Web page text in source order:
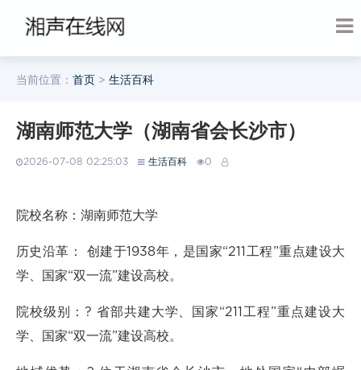
当前位置： 首页 > 生活百科
湖南师范大学（湖南省会长沙市）
2026-07-08 02:25:03 生活百科 0
院校名称：湖南师范大学
历史沿革： 创建于1938年，是国家“211工程”重点建设大
学、国家“双一流”建设高校。
院校级别：? 省部共建大学、国家“211工程”重点建设大
学、国家“双一流”建设高校。